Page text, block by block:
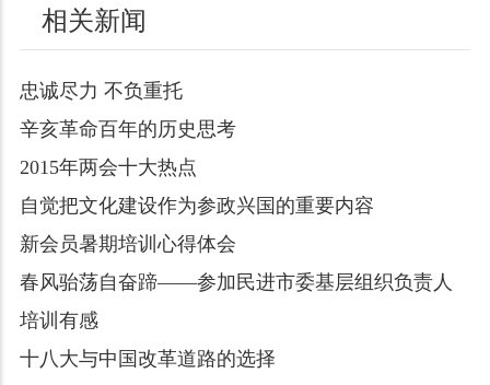
相关新闻
忠诚尽力 不负重托
辛亥革命百年的历史思考
2015年两会十大热点
自觉把文化建设作为参政兴国的重要内容
新会员暑期培训心得体会
春风骀荡自奋蹄——参加民进市委基层组织负责人
培训有感
十八大与中国改革道路的选择